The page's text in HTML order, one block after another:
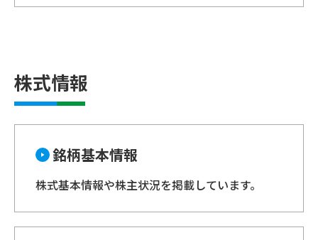
株式情報
銘柄基本情報
株式基本情報や株主状況を掲載しています。